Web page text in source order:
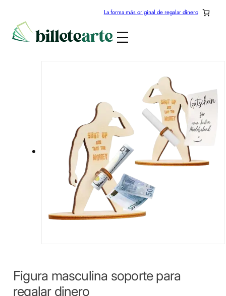
contenido
La forma más original de regalar dinero
Figura masculina soporte para
regalar dinero